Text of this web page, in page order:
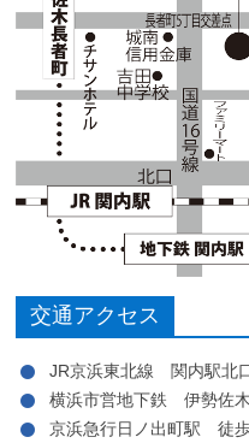
交通アクセス
JR京浜東北線 関内駅北
横浜市営地下鉄 伊勢佐
京浜急行日ノ出町駅 徒